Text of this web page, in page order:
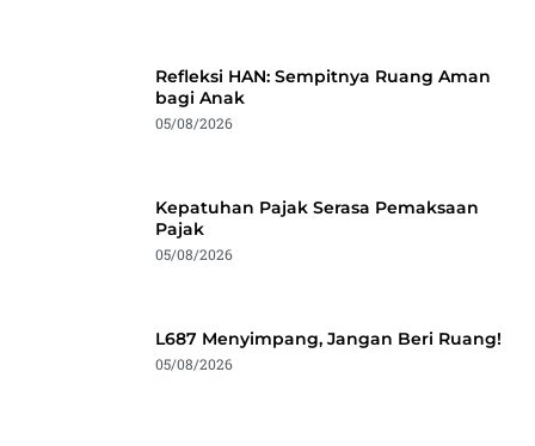
Refleksi HAN: Sempitnya Ruang Aman
bagi Anak
05/08/2026
Kepatuhan Pajak Serasa Pemaksaan
Pajak
05/08/2026
L687 Menyimpang, Jangan Beri Ruang!
05/08/2026